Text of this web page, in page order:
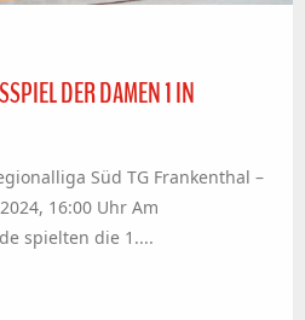
DER DAMEN 1 IN
Süd TG Frankenthal –
16:00 Uhr Am
spielten die 1....